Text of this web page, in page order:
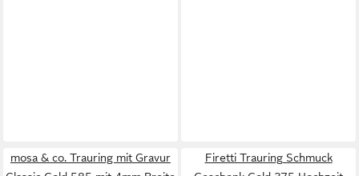
mosa & co. Trauring mit Gravur
Firetti Trauring Schmuck